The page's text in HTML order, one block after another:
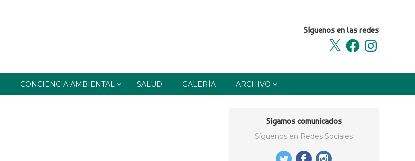
Síguenos en las redes
X
FacebookInstagram
CONCIENCIA AMBIENTAL SALUD GALERÍA ARCHIVO
Sigamos comunicados
Síguenos en Redes Sociales